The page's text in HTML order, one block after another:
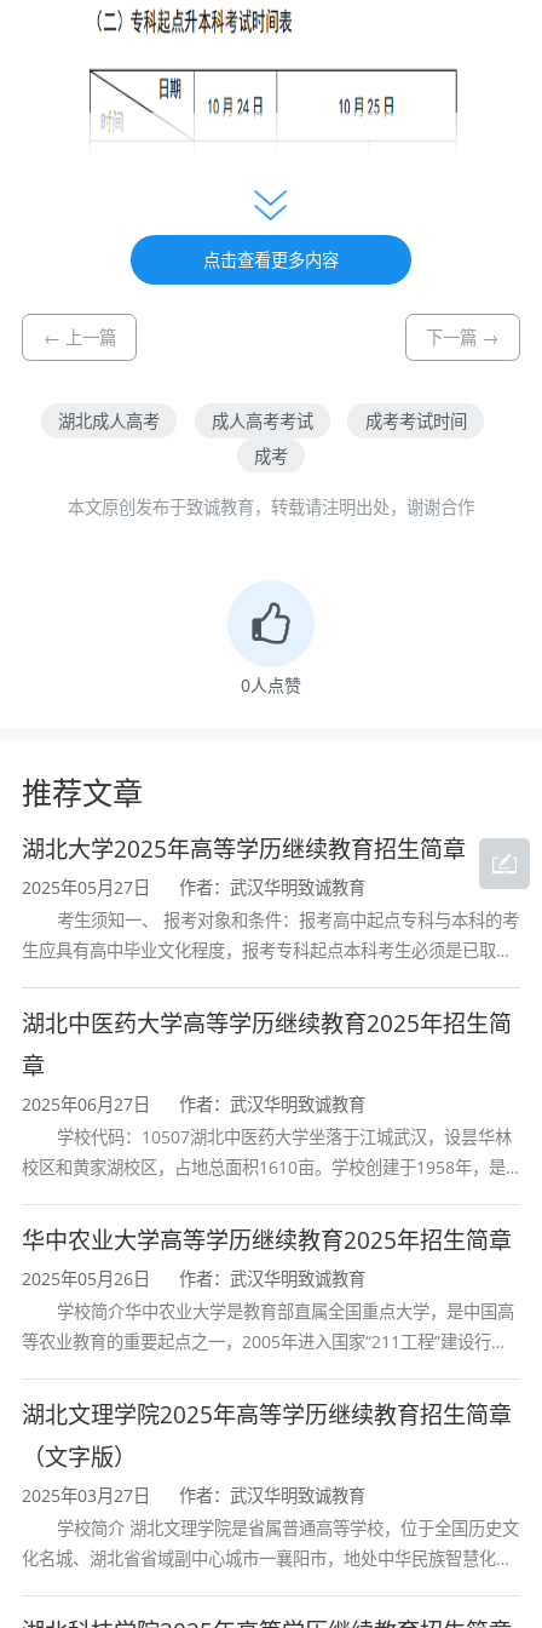
如果想了解更多有关2021年湖北成人高考报
名考试的信息，请关注我们微信公众号“湖北
成教自考函授站”了解更多2020湖北成人高考
们在线老师帮您解答
点击查看更多内容
← 上一篇 下一篇 →
湖北成人高考 成人高考考试
成考考试时间
成考
本文原创发布于致诚教育，转载请注明出处，谢谢合作
0人点赞
推荐文章
湖北大学2025年高等学历继续教育招生简章
2025年05月27日
作者：武汉华明致诚教育
考生须知一、 报考对象和条件：报考高中起点专科与本科的考
生应具有高中毕业文化程度，报考专科起点本科考生必须是已取得
构颁发的大学专科毕业证书的人
湖北中医药大学高等学历继续教育2025年招生简
章
2025年06月27日
作者：武汉华明致诚教育
学校代码：10507湖北中医药大学坐落于江城武汉，设昙华林
校区和黄家湖校区，占地总面积1610亩。学校创建于1958年，是
育和最早开办中医研究
华中农业大学高等学历继续教育2025年招生简章
2025年05月26日
作者：武汉华明致诚教育
学校简介华中农业大学是教育部直属全国重点大学，是中国高
等农业教育的重要起点之一，2005年进入国家“211工程”建设行
首轮“双一流”成效
湖北文理学院2025年高等学历继续教育招生简章
（文字版）
2025年03月27日
作者：武汉华明致诚教育
学校简介 湖北文理学院是省属普通高等学校，位于全国历史文
化名城、湖北省省域副中心城市一襄阳市，地处中华民族智慧化身
学校、全国普通